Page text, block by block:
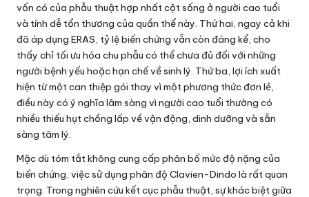
vốn có của phẫu thuật hợp nhất cột sống ở người cao tuổi
và tính dễ tổn thương của quần thể này. Thứ hai, ngay cả khi
đã áp dụng ERAS, tỷ lệ biến chứng vẫn còn đáng kể, cho
thấy chỉ tối ưu hóa chu phẫu có thể chưa đủ đối với những
người bệnh yếu hoặc hạn chế về sinh lý. Thứ ba, lợi ích xuất
hiện từ một can thiệp gói thay vì một phương thức đơn lẻ,
điều này có ý nghĩa lâm sàng vì người cao tuổi thường có
nhiều thiếu hụt chồng lấp về vận động, dinh dưỡng và sẵn
sàng tâm lý.
Mặc dù tóm tắt không cung cấp phân bố mức độ nặng của
biến chứng, việc sử dụng phân độ Clavien-Dindo là rất quan
trọng. Trong nghiên cứu kết cục phẫu thuật, sự khác biệt giữa